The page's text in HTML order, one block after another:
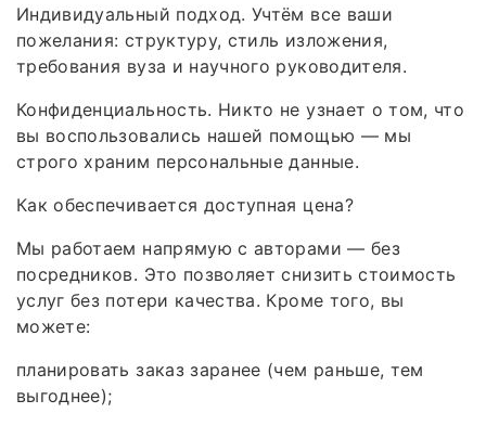
Индивидуальный подход. Учтём все ваши
пожелания: структуру, стиль изложения,
требования вуза и научного руководителя.
Конфиденциальность. Никто не узнает о том, что
вы воспользовались нашей помощью — мы
строго храним персональные данные.
Как обеспечивается доступная цена?
Мы работаем напрямую с авторами — без
посредников. Это позволяет снизить стоимость
услуг без потери качества. Кроме того, вы
можете:
планировать заказ заранее (чем раньше, тем
выгоднее);